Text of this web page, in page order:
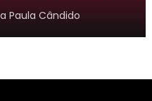
Paula Cândido